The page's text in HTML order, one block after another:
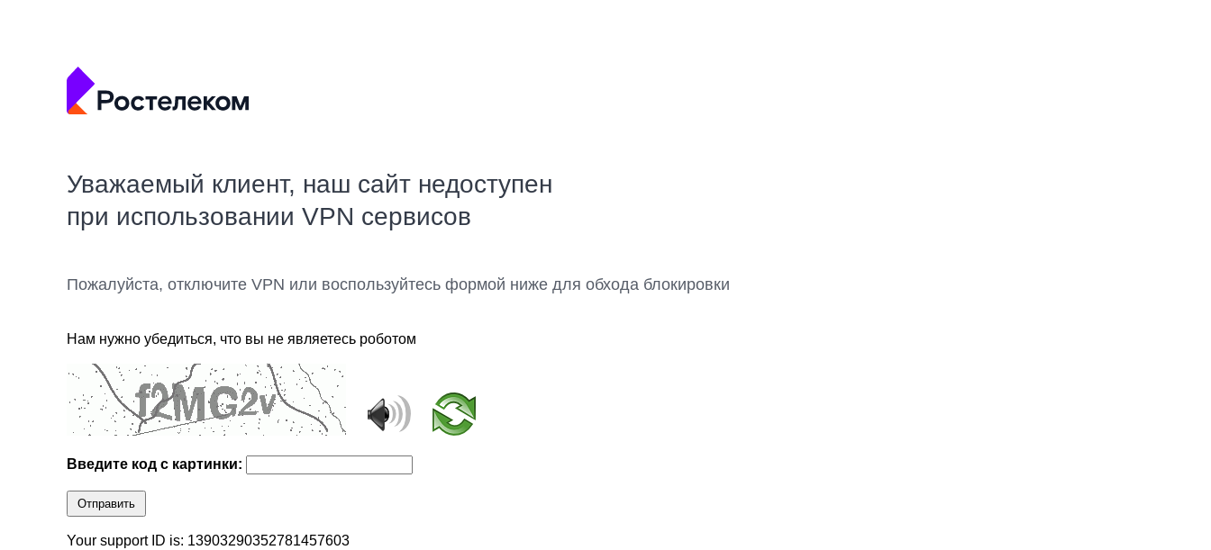
Уважаемый клиент, наш сайт недоступен
при использовании VPN сервисов
Пожалуйста, отключите VPN или воспользуйтесь формой ниже для обхода блокировки
Нам нужно убедиться, что вы не являетесь роботом
Введите код с картинки:
Отправить
Your support ID is: 13903290352781457603